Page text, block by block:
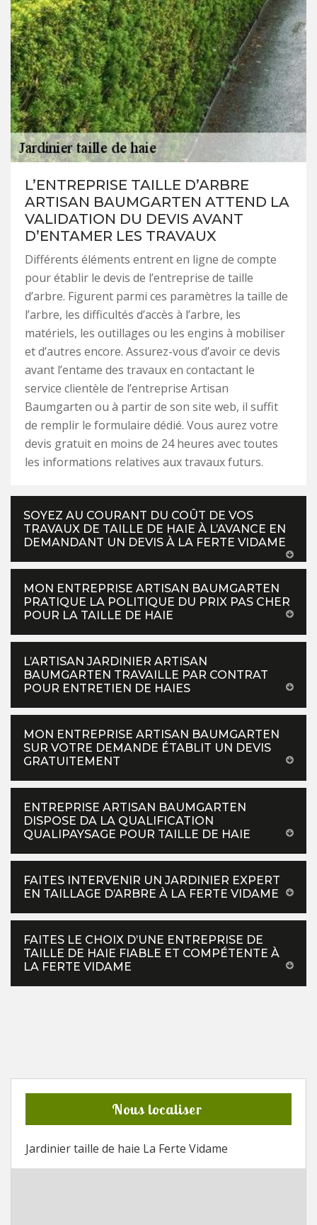
L’ENTREPRISE TAILLE D’ARBRE
ARTISAN BAUMGARTEN ATTEND LA
VALIDATION DU DEVIS AVANT
D’ENTAMER LES TRAVAUX
Différents éléments entrent en ligne de compte
pour établir le devis de l’entreprise de taille
d’arbre. Figurent parmi ces paramètres la taille de
l’arbre, les difficultés d’accès à l’arbre, les
matériels, les outillages ou les engins à mobiliser
et d’autres encore. Assurez-vous d’avoir ce devis
avant l’entame des travaux en contactant le
service clientèle de l’entreprise Artisan
Baumgarten ou à partir de son site web, il suffit
de remplir le formulaire dédié. Vous aurez votre
devis gratuit en moins de 24 heures avec toutes
les informations relatives aux travaux futurs.
SOYEZ AU COURANT DU COÛT DE VOS
TRAVAUX DE TAILLE DE HAIE À L’AVANCE EN
DEMANDANT UN DEVIS À LA FERTE VIDAME
MON ENTREPRISE ARTISAN BAUMGARTEN
PRATIQUE LA POLITIQUE DU PRIX PAS CHER
POUR LA TAILLE DE HAIE
L’ARTISAN JARDINIER ARTISAN
BAUMGARTEN TRAVAILLE PAR CONTRAT
POUR ENTRETIEN DE HAIES
MON ENTREPRISE ARTISAN BAUMGARTEN
SUR VOTRE DEMANDE ÉTABLIT UN DEVIS
GRATUITEMENT
ENTREPRISE ARTISAN BAUMGARTEN
DISPOSE DA LA QUALIFICATION
QUALIPAYSAGE POUR TAILLE DE HAIE
FAITES INTERVENIR UN JARDINIER EXPERT
EN TAILLAGE D’ARBRE À LA FERTE VIDAME
FAITES LE CHOIX D’UNE ENTREPRISE DE
TAILLE DE HAIE FIABLE ET COMPÉTENTE À
LA FERTE VIDAME
Nous localiser
Jardinier taille de haie La Ferte Vidame